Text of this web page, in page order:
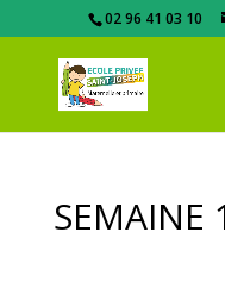
02 96 41 03 10
SEMAINE